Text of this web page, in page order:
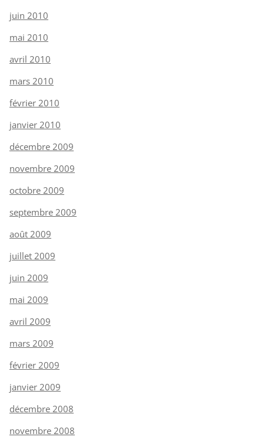
juin 2010
mai 2010
avril 2010
mars 2010
février 2010
janvier 2010
décembre 2009
novembre 2009
octobre 2009
septembre 2009
août 2009
juillet 2009
juin 2009
mai 2009
avril 2009
mars 2009
février 2009
janvier 2009
décembre 2008
novembre 2008